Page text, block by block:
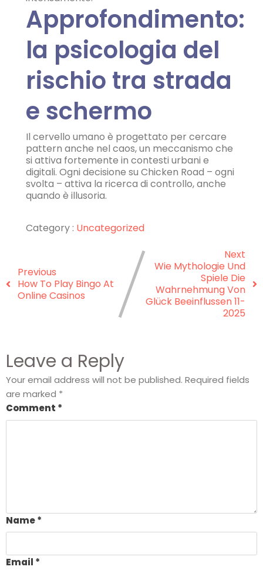
Approfondimento:
la psicologia del
rischio tra strada
e schermo
Il cervello umano è progettato per cercare
pattern anche nel caos, un meccanismo che
si attiva fortemente in contesti urbani e
digitali. Ogni decisione su Chicken Road – ogni
svolta – attiva la ricerca di controllo, anche
quando è illusoria.
Category : Uncategorized
Previous
How To Play Bingo At
Online Casinos
Next
Wie Mythologie Und
Spiele Die
Wahrnehmung Von
Glück Beeinflussen 11-
2025
Leave a Reply
Your email address will not be published. Required fields
are marked *
Comment *
Name*
Email *